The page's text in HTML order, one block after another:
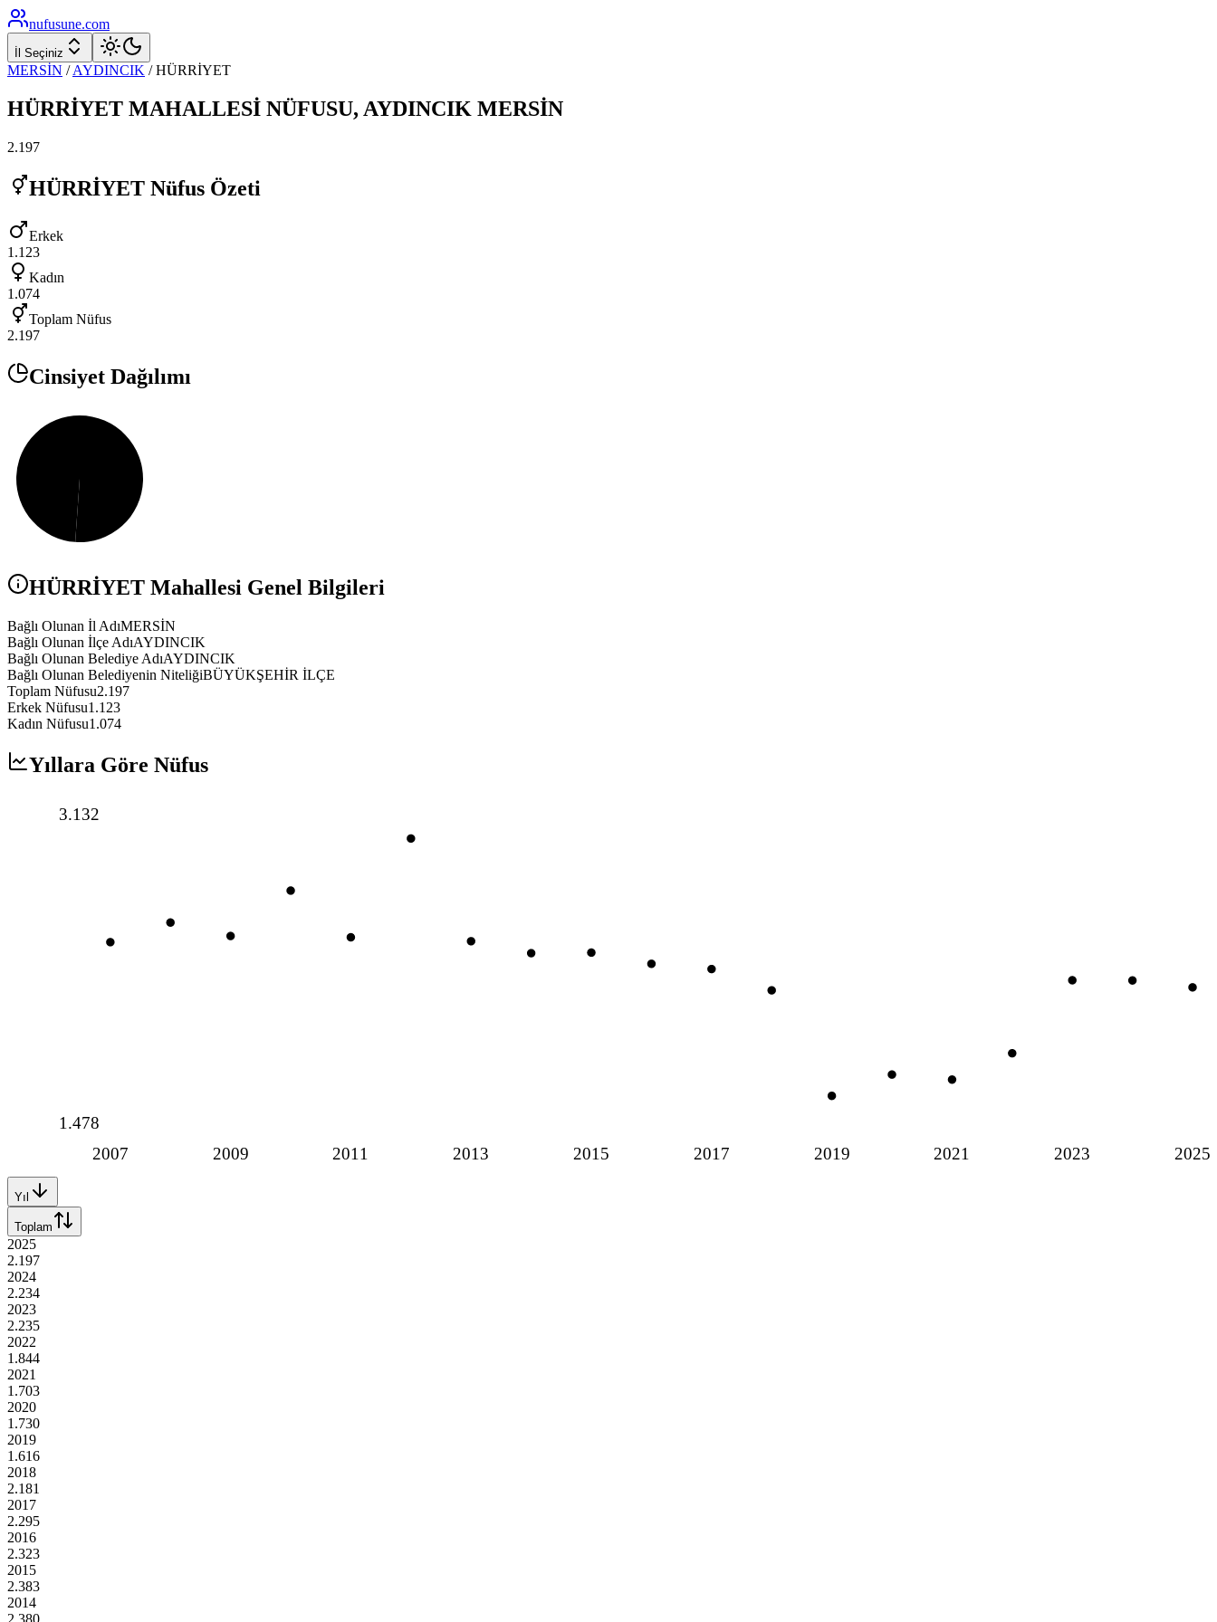
nufusune.com
İl Seçiniz
MERSİN / AYDINCIK /HÜRRİYET
HÜRRİYET MAHALLESİ NÜFUSU, AYDINCIK MERSİN
2.197
HÜRRİYET Nüfus Özeti
Erkek
1.123
Kadın
1.074
Toplam Nüfus
2.197
Cinsiyet Dağılımı
HÜRRİYET Mahallesi Genel Bilgileri
Bağlı Olunan İl AdıMERSİN
Bağlı Olunan İlçe AdıAYDINCIK
Bağlı Olunan Belediye AdıAYDINCIK
Bağlı Olunan Belediyenin NiteliğiBÜYÜKŞEHİR İLÇE
Toplam Nüfusu2.197
Erkek Nüfusu1.123
Kadın Nüfusu1.074
Yıllara Göre Nüfus
2007 2009 2011 2013 2015 2017 2019 2021 2023 2025
3.132
1.478
Yıl
Toplam
2025
2.197
2024
2.234
2023
2.235
2022
1.844
2021
1.703
2020
1.730
2019
1.616
2018
2.181
2017
2.295
2016
2.323
2015
2.383
2014